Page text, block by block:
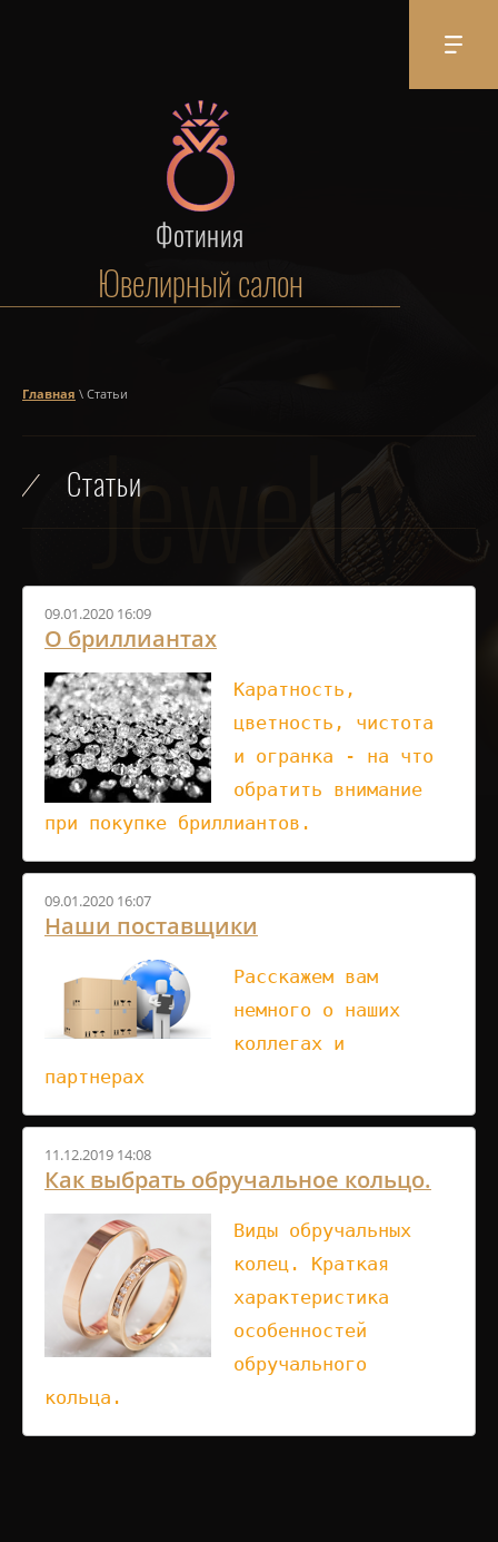
Фотиния
Ювелирный салон
Главная \ Статьи
Статьи
09.01.2020 16:09
О бриллиантах
Каратность,
цветность, чистота
и огранка - на что
обратить внимание
при покупке бриллиантов.
09.01.2020 16:07
Наши поставщики
Расскажем вам
немного о наших
коллегах и
партнерах
11.12.2019 14:08
Как выбрать обручальное кольцо.
Виды обручальных
колец. Краткая
характеристика
особенностей
обручального
кольца.